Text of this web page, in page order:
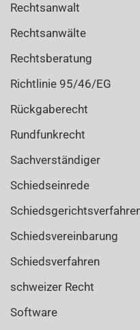
Rechtsanwalt
Rechtsanwälte
Rechtsberatung
Richtlinie 95/46/EG
Rückgaberecht
Rundfunkrecht
Sachverständiger
Schiedseinrede
Schiedsvereinbarung
Schiedsverfahren
schweizer Recht
Software